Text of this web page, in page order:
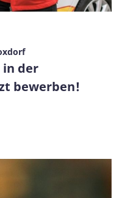
in der
bewerben!